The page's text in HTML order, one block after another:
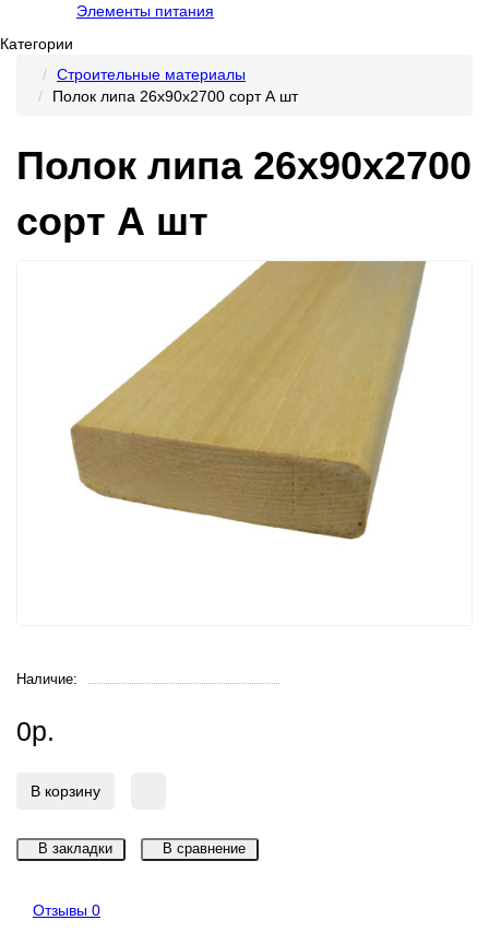
Элементы питания
Категории
Строительные материалы
Полок липа 26х90х2700 сорт А шт
Полок липа 26х90х2700
сорт А шт
Наличие:
0р.
В корзину
В закладки В сравнение
Отзывы 0